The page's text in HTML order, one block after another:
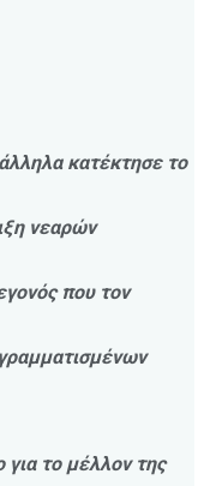
κατέκτησε το
νεαρών
που τον
για το μέλλον της